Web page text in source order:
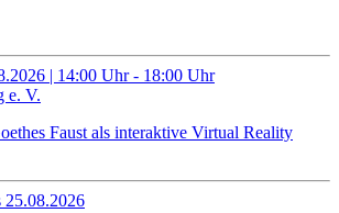
| 14:00 Uhr - 18:00 Uhr
e. V.
Faust als interaktive Virtual Reality
25.08.2026